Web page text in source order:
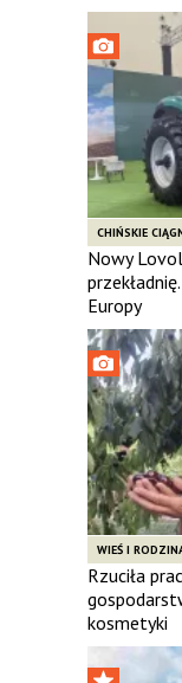
CHIŃSKIE
Nowy
Europy
WIEŚ I
Rzuciła
kosmetyki